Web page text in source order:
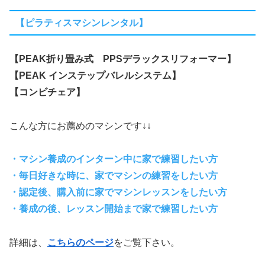
【ピラティスマシンレンタル】
【PEAK折り畳み式 PPSデラックスリフォーマー】
【PEAK インステップバレルシステム】
【コンビチェア】
こんな方にお薦めのマシンです↓↓
・マシン養成のインターン中に家で練習したい方
・毎日好きな時に、家でマシンの練習をしたい方
・認定後、購入前に家でマシンレッスンをしたい方
・養成の後、レッスン開始まで家で練習したい方
詳細は、 こちらのページをご覧下さい。